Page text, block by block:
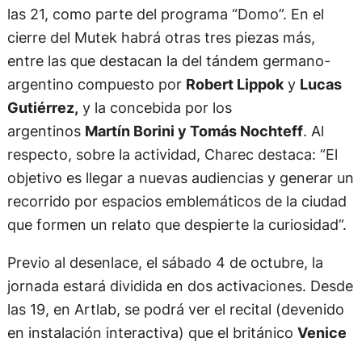
las 21, como parte del programa “Domo”. En el
cierre del Mutek habrá otras tres piezas más,
entre las que destacan la del tándem germano-
argentino compuesto por Robert Lippoky Lucas
Gutiérrez, y la concebida por los
argentinos Martín Borini y Tomás Nochteff. Al
respecto, sobre la actividad, Charec destaca: “El
objetivo es llegar a nuevas audiencias y generar un
recorrido por espacios emblemáticos de la ciudad
que formen un relato que despierte la curiosidad”.
Previo al desenlace, el sábado 4 de octubre, la
jornada estará dividida en dos activaciones. Desde
las 19, en Artlab, se podrá ver el recital (devenido
en instalación interactiva) que el británico Venice